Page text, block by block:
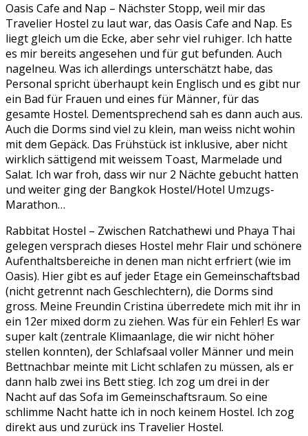
Oasis Cafe and Nap – Nächster Stopp, weil mir das
Travelier Hostel zu laut war, das Oasis Cafe and Nap. Es
liegt gleich um die Ecke, aber sehr viel ruhiger. Ich hatte
es mir bereits angesehen und für gut befunden. Auch
nagelneu. Was ich allerdings unterschätzt habe, das
Personal spricht überhaupt kein Englisch und es gibt nur
ein Bad für Frauen und eines für Männer, für das
gesamte Hostel. Dementsprechend sah es dann auch aus.
Auch die Dorms sind viel zu klein, man weiss nicht wohin
mit dem Gepäck. Das Frühstück ist inklusive, aber nicht
wirklich sättigend mit weissem Toast, Marmelade und
Salat. Ich war froh, dass wir nur 2 Nächte gebucht hatten
und weiter ging der Bangkok Hostel/Hotel Umzugs-
Marathon…
Rabbitat Hostel – Zwischen Ratchathewi und Phaya Thai
gelegen versprach dieses Hostel mehr Flair und schönere
Aufenthaltsbereiche in denen man nicht erfriert (wie im
Oasis). Hier gibt es auf jeder Etage ein Gemeinschaftsbad
(nicht getrennt nach Geschlechtern), die Dorms sind
gross. Meine Freundin Cristina überredete mich mit ihr in
ein 12er mixed dorm zu ziehen. Was für ein Fehler! Es war
super kalt (zentrale Klimaanlage, die wir nicht höher
stellen konnten), der Schlafsaal voller Männer und mein
Bettnachbar meinte mit Licht schlafen zu müssen, als er
dann halb zwei ins Bett stieg. Ich zog um drei in der
Nacht auf das Sofa im Gemeinschaftsraum. So eine
schlimme Nacht hatte ich in noch keinem Hostel. Ich zog
direkt aus und zurück ins Travelier Hostel.